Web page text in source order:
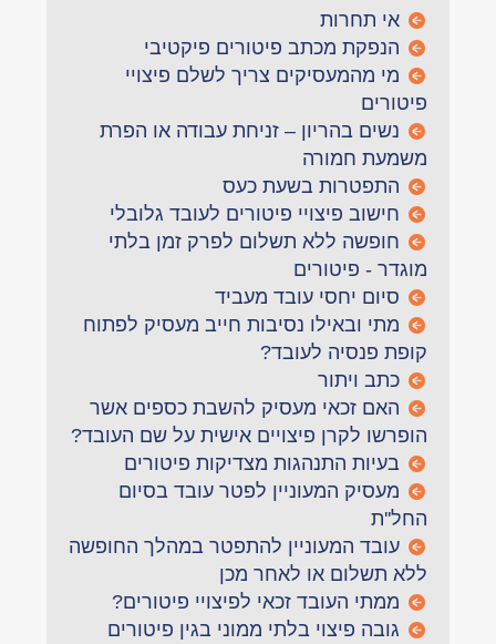
אי תחרות
הנפקת מכתב פיטורים פיקטיבי
מי מהמעסיקים צריך לשלם פיצויי
פיטורים
נשים בהריון – זניחת עבודה או הפרת
משמעת חמורה
התפטרות בשעת כעס
חישוב פיצויי פיטורים לעובד גלובלי
חופשה ללא תשלום לפרק זמן בלתי
מוגדר - פיטורים
סיום יחסי עובד מעביד
מתי ובאילו נסיבות חייב מעסיק לפתוח
קופת פנסיה לעובד?
כתב ויתור
האם זכאי מעסיק להשבת כספים אשר
הופרשו לקרן פיצויים אישית על שם העובד?
בעיות התנהגות מצדיקות פיטורים
מעסיק המעוניין לפטר עובד בסיום
החל''ת
עובד המעוניין להתפטר במהלך החופשה
ללא תשלום או לאחר מכן
ממתי העובד זכאי לפיצויי פיטורים?
גובה פיצוי בלתי ממוני בגין פיטורים